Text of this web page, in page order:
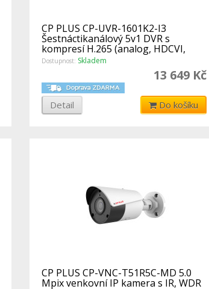
CP PLUS CP-UVR-1601K2-I3
Šestnáctikanálový 5v1 DVR s
kompresí H.265 (analog, HDCVI,
AHD, TVI, IP)
Dostupnost: Skladem
13 649 Kč
Detail Do košíku
CP PLUS CP-VNC-T51R5C-MD 5.0
Mpix venkovní IP kamera s IR, WDR